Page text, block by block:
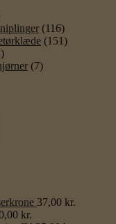
(116)
(151)
(7)
37,00 kr.
kr.